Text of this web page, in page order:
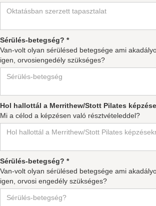
Sérülés-betegség? *
Van-volt olyan sérülésed betegsége ami
igen, orvosiengedély szükséges?
Hol hallottál a Merrithew/Stott Pilates
Mi a célod a képzésen való résztvételeddel?
Sérülés-betegség? *
Van-volt olyan sérülésed betegsége ami
igen, orvosi engedély szükséges?